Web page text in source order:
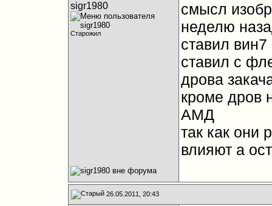
sigr1980
Старожил
смысл
неделю
ставил
ставил с
дрова
кроме дров
АМД
так как они
влияют а
26.05.2011, 20:43